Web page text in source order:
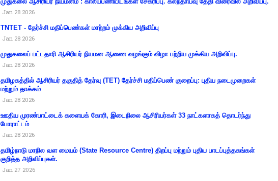
Jan 28 2026
TNTET - தேர்ச்சி மதிப்பெண்கள் மாற்றம் முக்கிய அறிவிப்பு
Jan 28 2026
முதுகலைப் பட்டதாரி ஆசிரியர் நியமன ஆணை வழங்கும் விழா பற்றிய முக்கிய அறிவிப்பு.
Jan 28 2026
தமிழகத்தில் ஆசிரியர் தகுதித் தேர்வு (TET) தேர்ச்சி மதிப்பெண் குறைப்பு: புதிய நடைமுறைகள்
மற்றும் தாக்கம்
Jan 28 2026
ஊதிய முரண்பாட்டைக் களையக் கோரி, இடைநிலை ஆசிரியர்கள் 33 நாட்களாகத் தொடர்ந்து
போராட்டம்
Jan 28 2026
தமிழ்நாடு மாநில வள மையம் (State Resource Centre) திறப்பு மற்றும் புதிய பாடப்புத்தகங்கள்
குறித்த அறிவிப்புகள்.
Jan 27 2026